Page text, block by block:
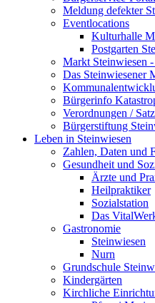
Meldung defekter
Eventlocations
Kulturhalle
Postgarten
Markt Steinwiesen
Das Steinwiesener
Bürgerinfo
Verordnungen /
Bürgerstiftung
Leben in Steinwiesen
Zahlen, Daten und
Gesundheit und
Ärzte und
Heilpraktiker
Sozialstation
Das
Gastronomie
Steinwiesen
Nurn
Grundschule
Kindergärten
Kirchliche